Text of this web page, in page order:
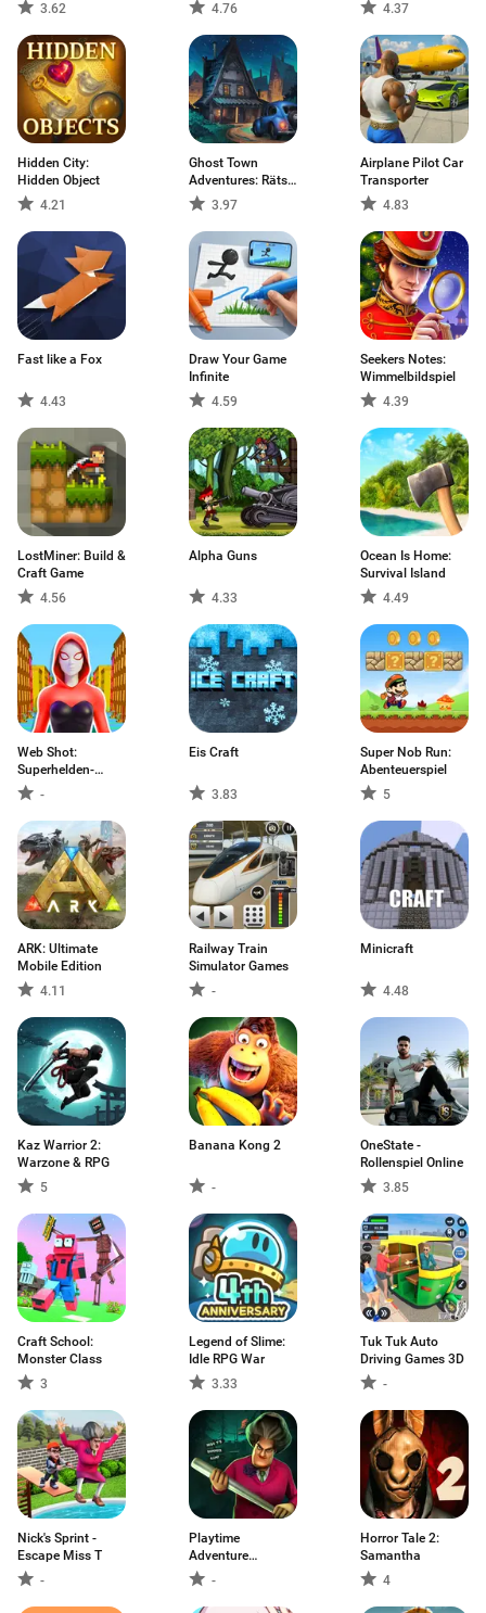
3.62
4.76
4.37
Hidden City:
Hidden Object
4.21
Ghost Town
Adventures: Rätsel
Spiel mit
Abenteuer
3.97
Airplane Pilot Car
Transporter
4.83
Fast like a Fox
4.43
Draw Your Game
Infinite
4.59
Seekers Notes:
Wimmelbildspiel
4.39
LostMiner: Build &
Craft Game
4.56
Alpha Guns
4.33
Ocean Is Home:
Survival Island
4.49
Web Shot:
Superhelden-
Spiele-
Eis Craft
3.83
Super Nob Run:
Abenteuerspiel
5
ARK: Ultimate
Mobile Edition
4.11
Railway Train
Simulator Games
-
Minicraft
4.48
Kaz Warrior 2:
Warzone & RPG
5
Banana Kong 2
-
OneState -
Rollenspiel Online
3.85
Craft School:
Monster Class
3
Legend of Slime:
Idle RPG War
3.33
Tuk Tuk Auto
Driving Games 3D
-
Nick's Sprint -
Escape Miss T
-
Playtime
Adventure
Multiplayer
-
Horror Tale 2:
Samantha
4